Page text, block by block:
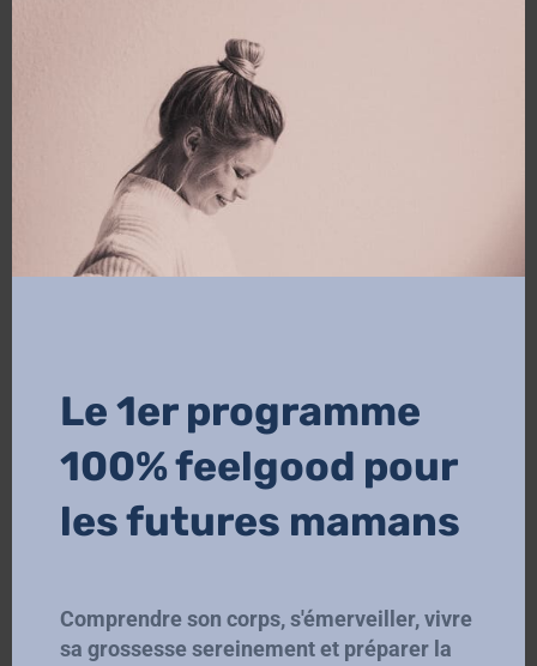
Le 1er programme
100% feelgood pour
les futures mamans
Comprendre son corps, s'émerveiller, vivre
sa grossesse sereinement et préparer la